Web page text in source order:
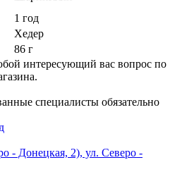
1 год
Хедер
86 г
интересующий вас вопрос по
специалисты обязательно
- Донецкая, 2), ул. Северо -